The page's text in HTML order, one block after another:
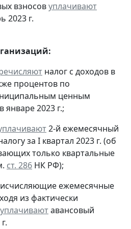
взносовуплачивают
2023 г.
налог с доходов в
процентов по
ценным
2023 г.;
2-й ежемесячный
за I квартал 2023 г. (об
только квартальные
ст. 286 НК РФ);
ежемесячные
из фактически
уплачиваютавансовый